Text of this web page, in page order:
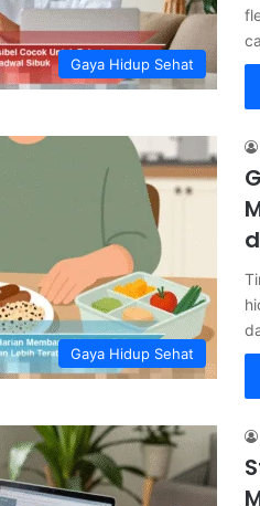
Gaya Hidup Sehat
Gaya Hidup Sehat